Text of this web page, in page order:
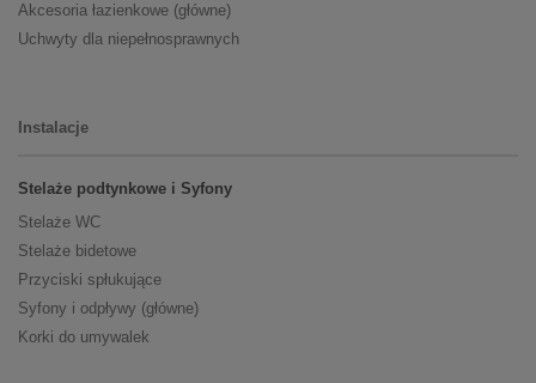
Akcesoria łazienkowe (główne)
Uchwyty dla niepełnosprawnych
Instalacje
Stelaże podtynkowe i Syfony
Stelaże WC
Stelaże bidetowe
Przyciski spłukujące
Syfony i odpływy (główne)
Korki do umywalek